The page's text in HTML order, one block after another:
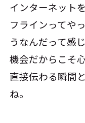
インターネット
フラインってや
うなんだって感
機会だからこそ
直接伝わる瞬間
ね。